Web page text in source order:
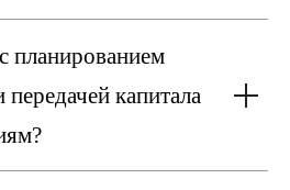
планированием
капитала